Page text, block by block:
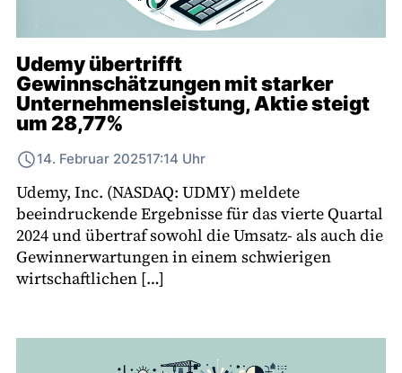
Udemy übertrifft
Gewinnschätzungen mit starker
Unternehmensleistung, Aktie steigt
um 28,77%
14. Februar 202517:14 Uhr
Udemy, Inc. (NASDAQ: UDMY) meldete
beeindruckende Ergebnisse für das vierte Quartal
2024 und übertraf sowohl die Umsatz- als auch die
Gewinnerwartungen in einem schwierigen
wirtschaftlichen […]